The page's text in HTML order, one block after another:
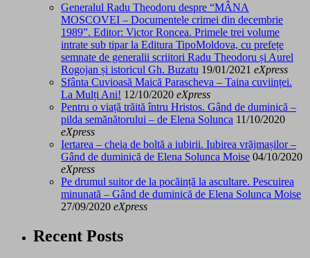
Generalul Radu Theodoru despre “MÂNA
MOSCOVEI – Documentele crimei din decembrie
1989”. Editor: Victor Roncea. Primele trei volume
intrate sub tipar la Editura TipoMoldova, cu prefețe
semnate de generalii scriitori Radu Theodoru și Aurel
Rogojan și istoricul Gh. Buzatu 19/01/2021 eXpress
Sfânta Cuvioasă Maică Parascheva – Taina cuviinței.
La Mulți Ani! 12/10/2020 eXpress
Pentru o viață trăită întru Hristos. Gând de duminică –
pilda semănătorului – de Elena Solunca 11/10/2020
eXpress
Iertarea – cheia de boltă a iubirii. Iubirea vrăjmașilor –
Gând de duminică de Elena Solunca Moise 04/10/2020
eXpress
Pe drumul suitor de la pocăință la ascultare. Pescuirea
minunată – Gând de duminică de Elena Solunca Moise
27/09/2020 eXpress
Recent Posts